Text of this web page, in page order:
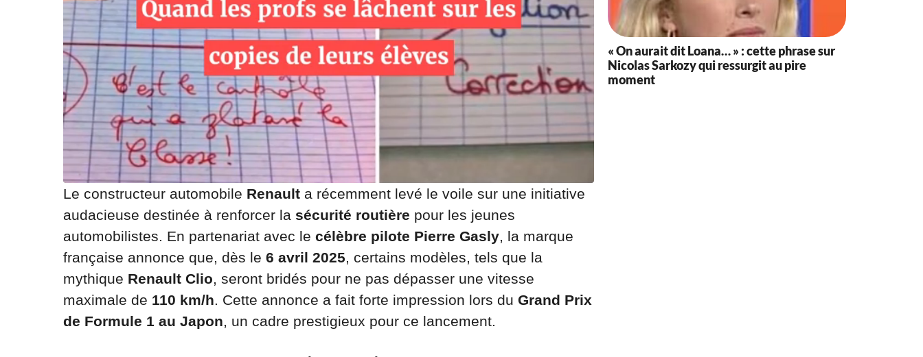
Le constructeur automobile Renault a récemment levé le voile sur une initiative
audacieuse destinée à renforcer la sécurité routière pour les jeunes
automobilistes. En partenariat avec le célèbre pilote Pierre Gasly , la marque
française annonce que, dès le 6 avril 2025 , certains modèles, tels que la
mythique Renault Clio , seront bridés pour ne pas dépasser une vitesse
maximale de 110 km/h . Cette annonce a fait forte impression lors du Grand Prix
de Formule 1 au Japon , un cadre prestigieux pour ce lancement.
« On aurait dit Loana… » : cette phrase sur
Nicolas Sarkozy qui ressurgit au pire
moment